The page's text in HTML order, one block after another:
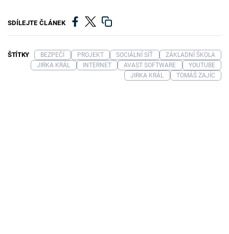
SDÍLEJTE ČLÁNEK
ŠTÍTKY BEZPEČÍ PROJEKT SOCIÁLNÍ SÍŤ
ZÁKLADNÍ ŠKOLA
JIRKA KRÁL
INTERNET AVAST SOFTWARE
YOUTUBE
JIRKA KRÁL
TOMÁŠ ZAJÍC